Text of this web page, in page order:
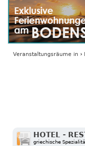
Veranstaltungsräumein ›
HOTEL -
griechische